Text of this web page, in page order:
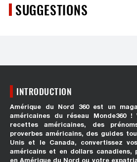
SUGGESTIONS
INTRODUCTION
Amérique du Nord 360 est un
américaines du réseau Monde360
recettes américaines, des
proverbes américains, des guides
Unis et le Canada, convertissez
américains et en dollars canadiens,
en Amérique du Nord ou votre